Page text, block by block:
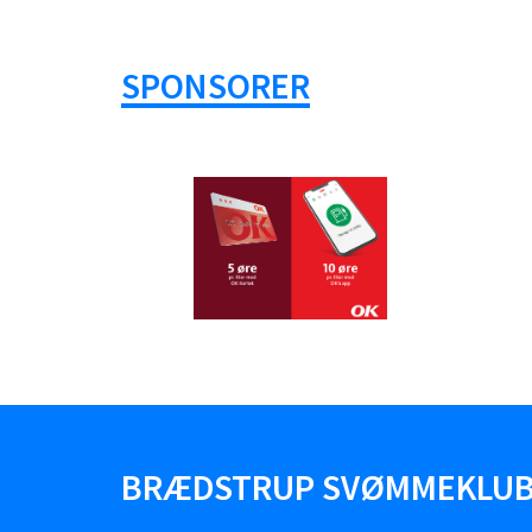
SPONSORER
BRÆDSTRUP